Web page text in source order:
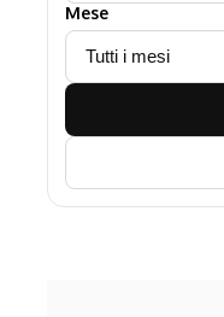
Mese